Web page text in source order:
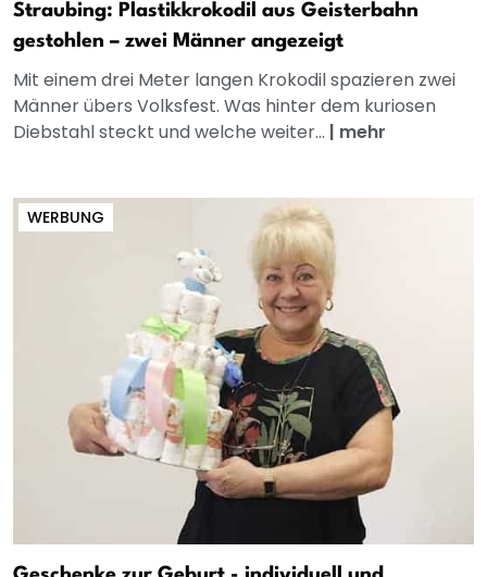
Straubing: Plastikkrokodil aus Geisterbahn
gestohlen – zwei Männer angezeigt
Mit einem drei Meter langen Krokodil spazieren zwei
Männer übers Volksfest. Was hinter dem kuriosen
Diebstahl steckt und welche weiter... | mehr
WERBUNG